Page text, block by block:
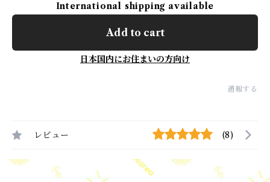
International shipping available
Add to cart
日本国内にお住まいの方向け
通報する
レビュー (8)